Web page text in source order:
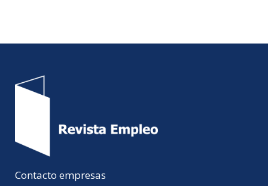
Contacto empresas